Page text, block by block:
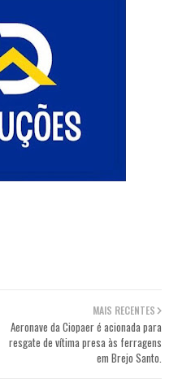
MAIS RECENTES
Aeronave da Ciopaer é acionada para
resgate de vítima presa às ferragens
em Brejo Santo.